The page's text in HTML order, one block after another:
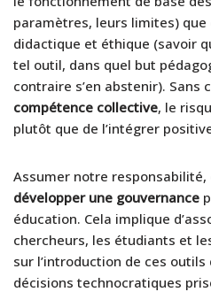
paramètres, leurs limites) que
didactique et éthique (savoir
tel outil, dans quel but
contraire s’en abstenir). Sans
compétence collective, le
plutôt que de l’intégrer
Assumer notre responsabilité,
développer une gouvernance
éducation. Cela implique
chercheurs, les étudiants et
sur l’introduction de ces
décisions technocratiques